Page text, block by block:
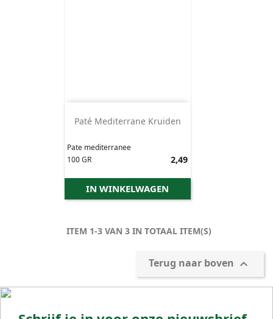
Paté Mediterrane Kruiden
Pate mediterranee
100 GR
2,49
IN WINKELWAGEN
ITEM 1-3 VAN 3 IN TOTAAL ITEM(S)
Terug naar boven 